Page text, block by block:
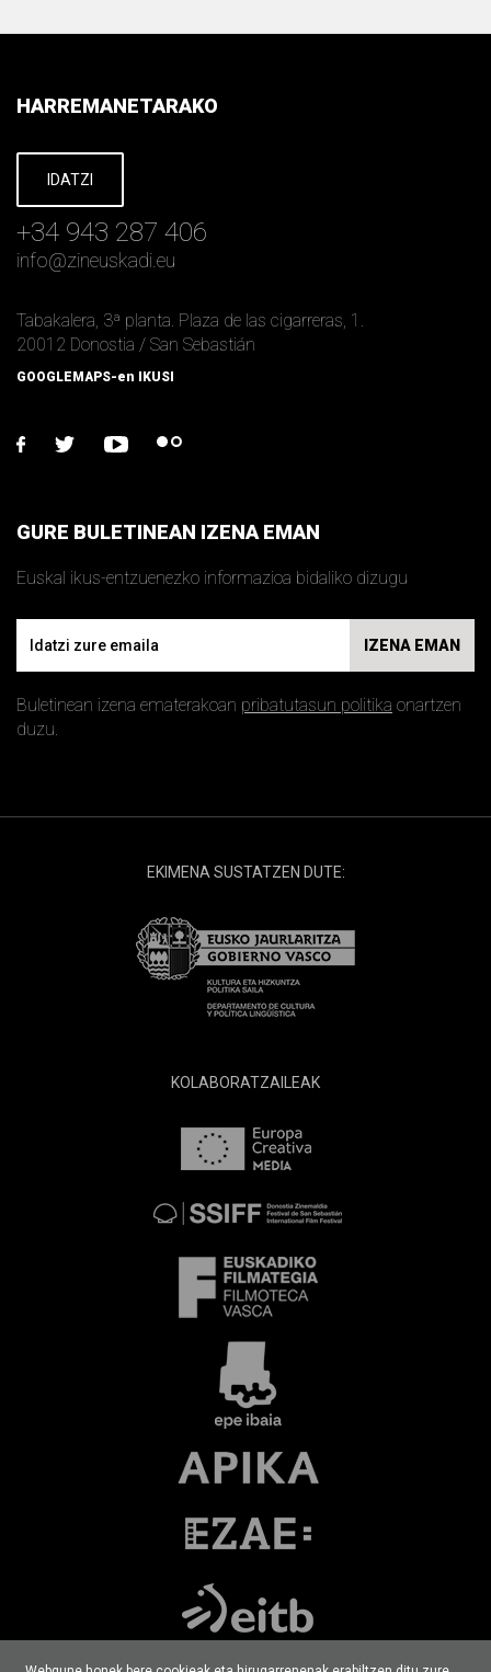
HARREMANETARAKO
IDATZI
+34 943 287 406
info@zineuskadi.eu
Tabakalera, 3ª planta. Plaza de las cigarreras, 1.
20012 Donostia / San Sebastián
GOOGLEMAPS-en IKUSI
facebook
twitter youtubeflickr
GURE BULETINEAN IZENA EMAN
Euskal ikus-entzuenezko informazioa bidaliko dizugu
IZENA EMAN
Buletinean izena ematerakoan pribatutasun politika onartzen
duzu.
EKIMENA SUSTATZEN DUTE:
KOLABORATZAILEAK